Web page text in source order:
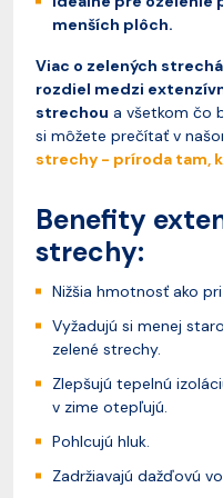
menších plôch.
Viac o zelených
rozdiel medzi
strechou a všetkom čo
si môžete prečítať v
strechy - príroda tam,
Benefity
strechy:
Nižšia hmotnosť ako
Vyžadujú si menej
zelené strechy.
Zlepšujú tepelnú
v zime otepľujú.
Pohlcujú hluk.
Zadržiavajú dažďovú